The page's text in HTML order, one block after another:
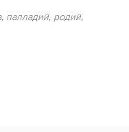
палладий, родий,